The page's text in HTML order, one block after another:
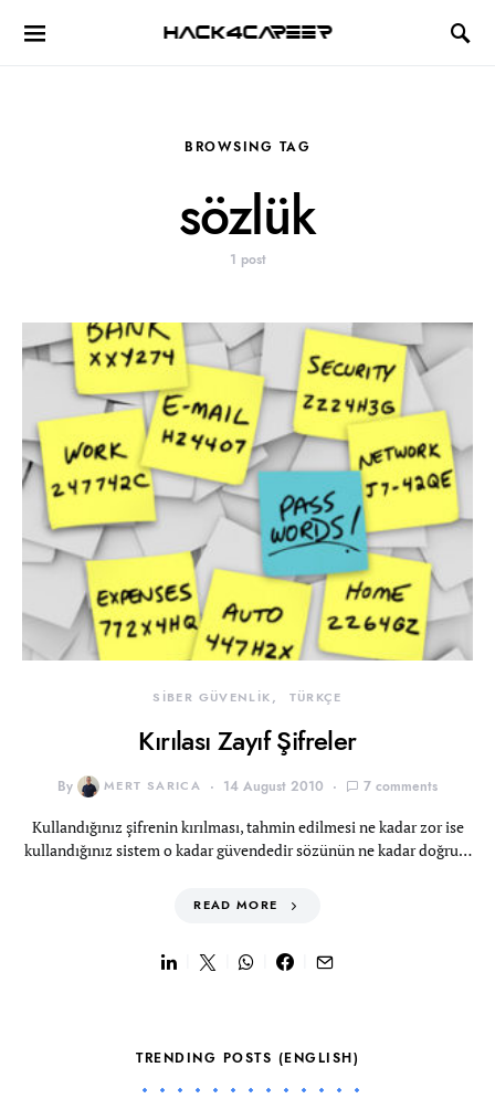
Hack4Career
BROWSING TAG
sözlük
1 post
SİBER GÜVENLİK TÜRKÇE
Kırılası Zayıf Şifreler
By MERT SARICA 14 August 2010 7 comments
Kullandığınız şifrenin kırılması, tahmin edilmesi ne kadar zor ise
kullandığınız sistem o kadar güvendedir sözünün ne kadar doğru…
READ MORE
TRENDING POSTS (ENGLISH)